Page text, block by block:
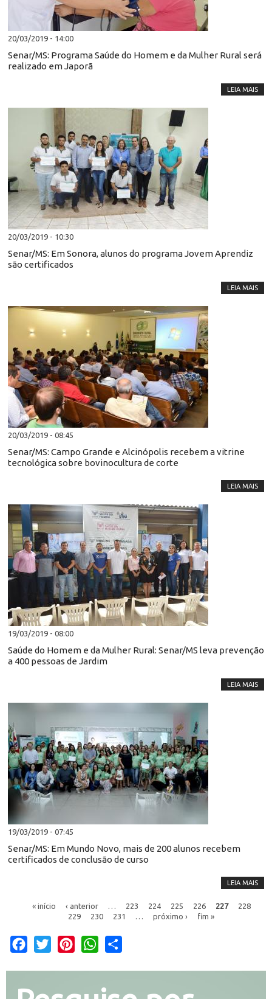
20/03/2019 - 14:00
Senar/MS: Programa Saúde do Homem e da Mulher Rural será
realizado em Japorã
LEIA MAIS
20/03/2019 - 10:30
Senar/MS: Em Sonora, alunos do programa Jovem Aprendiz
são certificados
LEIA MAIS
20/03/2019 - 08:45
Senar/MS: Campo Grande e Alcinópolis recebem a vitrine
tecnológica sobre bovinocultura de corte
LEIA MAIS
19/03/2019 - 08:00
Saúde do Homem e da Mulher Rural: Senar/MS leva prevenção
a 400 pessoas de Jardim
LEIA MAIS
19/03/2019 - 07:45
Senar/MS: Em Mundo Novo, mais de 200 alunos recebem
certificados de conclusão de curso
LEIA MAIS
« início ‹ anterior … 223 224 225 226 227
228
229
230 231 … próximo › fim »
Facebook
Twitter PinterestWhatsApp